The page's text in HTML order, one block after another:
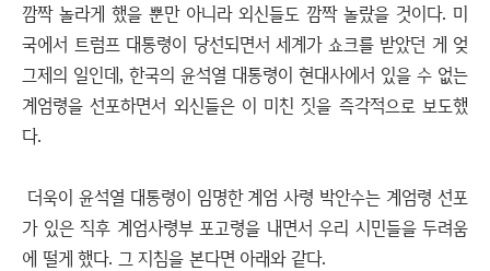
깜짝 놀라게 했을 뿐만 아니라 외신들도 깜짝 놀랐을 것이다. 미
국에서 트럼프 대통령이 당선되면서 세계가 쇼크를 받았던 게 엊
그제의 일인데, 한국의 윤석열 대통령이 현대사에서 있을 수 없는
계엄령을 선포하면서 외신들은 이 미친 짓을 즉각적으로 보도했
다.
더욱이 윤석열 대통령이 임명한 계엄 사령 박안수는 계엄령 선포
가 있은 직후 계엄사령부 포고령을 내면서 우리 시민들을 두려움
에 떨게 했다. 그 지침을 본다면 아래와 같다.